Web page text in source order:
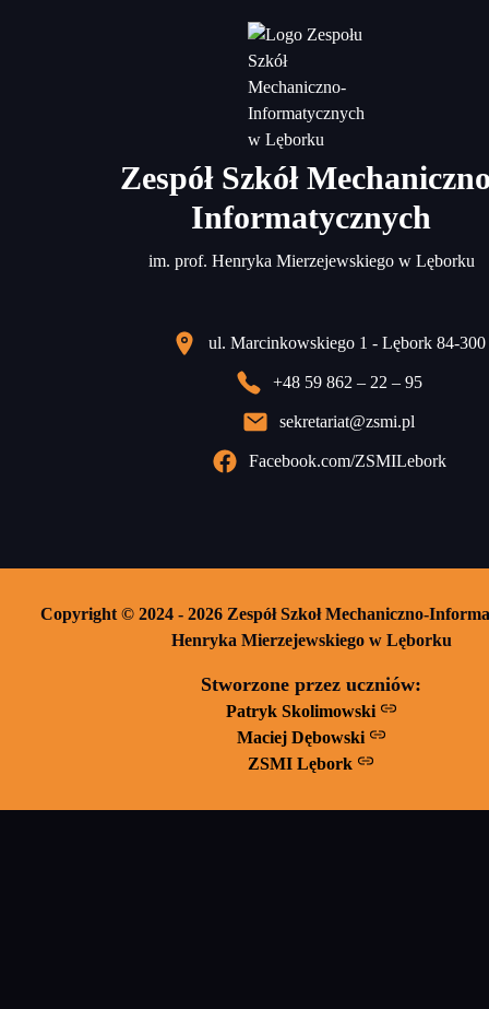
Zespół Szkół
Informatycznych
im. prof. Henryka Mierzejewskiego w Lęborku
ul. Marcinkowskiego 1 - Lębork 84-300
+48 59 862 – 22 – 95
sekretariat@zsmi.pl
Facebook.com/ZSMILebork
Copyright © 2024 - 2026 Zespół Szkoł Mechaniczno-
Henryka Mierzejewskiego w Lęborku
Stworzone przez uczniów:
Patryk Skolimowski
Maciej Dębowski
ZSMI Lębork